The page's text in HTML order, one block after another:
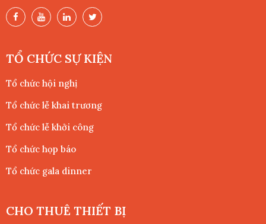
TỔ CHỨC SỰ KIỆN
Tổ chức hội nghị
Tổ chức lễ khai trương
Tổ chức lễ khởi công
Tổ chức họp báo
Tổ chức gala dinner
CHO THUÊ THIẾT BỊ